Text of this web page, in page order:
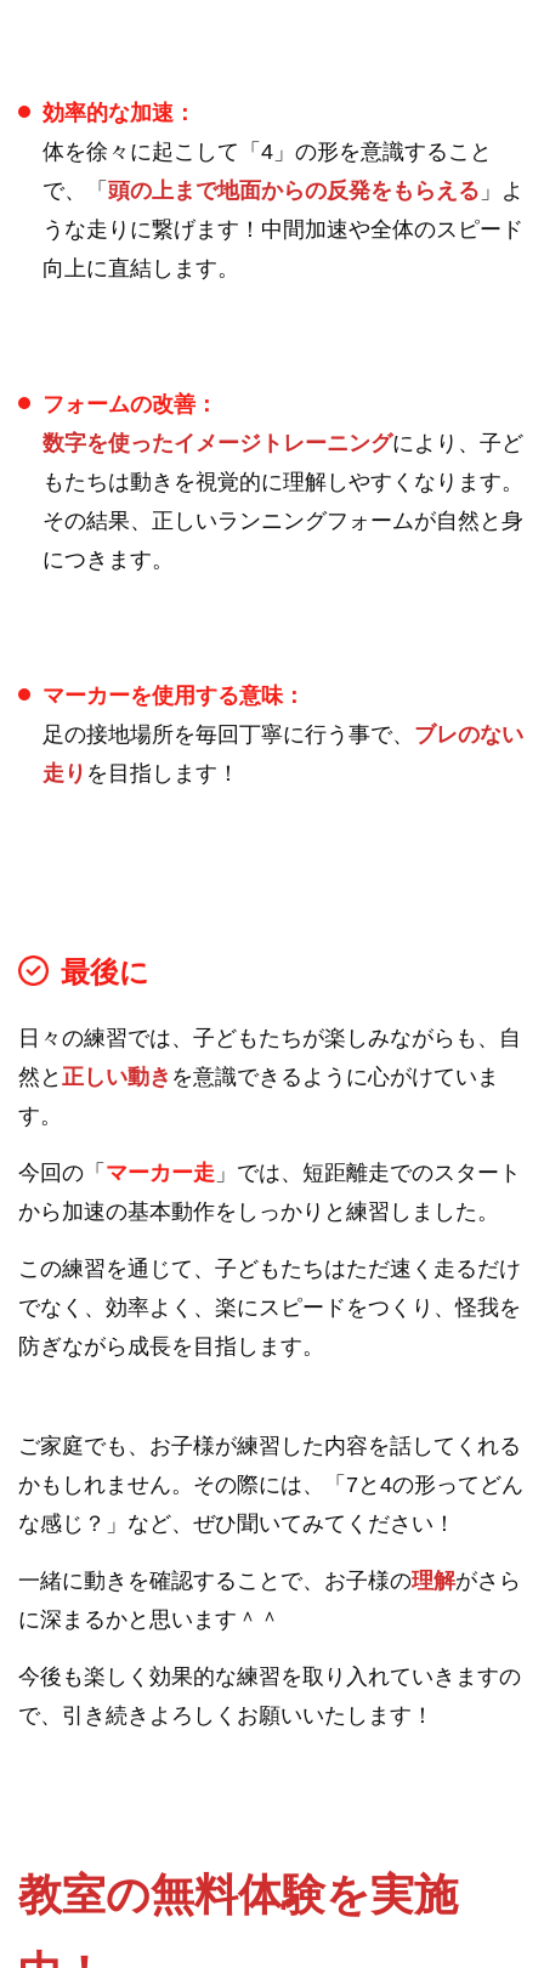
効率的な加速：
体を徐々に起こして「4」の形を意識すること
で、「 頭の上まで地面からの反発をもらえる 」よ
うな走りに繋げます！中間加速や全体のスピード
向上に直結します。
フォームの改善：
数字を使ったイメージトレーニングにより、子ど
もたちは動きを視覚的に理解しやすくなります。
その結果、正しいランニングフォームが自然と身
につきます。
マーカーを使用する意味：
足の接地場所を毎回丁寧に行う事で、 ブレのない
走り を目指します！
最後に
日々の練習では、子どもたちが楽しみながらも、自
然と 正しい動き を意識できるように心がけていま
す。
今回の「 マーカー走 」では、短距離走でのスタート
から加速の基本動作をしっかりと練習しました。
この練習を通じて、子どもたちはただ速く走るだけ
でなく、効率よく、楽にスピードをつくり、怪我を
防ぎながら成長を目指します。
ご家庭でも、お子様が練習した内容を話してくれる
かもしれません。その際には、「7と4の形ってどん
な感じ？」など、ぜひ聞いてみてください！
一緒に動きを確認することで、お子様の理解がさら
に深まるかと思います＾＾
今後も楽しく効果的な練習を取り入れていきますの
で、引き続きよろしくお願いいたします！
教室の無料体験を実施